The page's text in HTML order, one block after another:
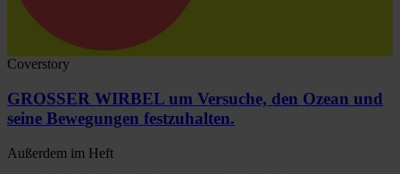
Coverstory
GROSSER WIRBEL um Versuche, den Ozean und
seine Bewegungen festzuhalten.
Außerdem im Heft